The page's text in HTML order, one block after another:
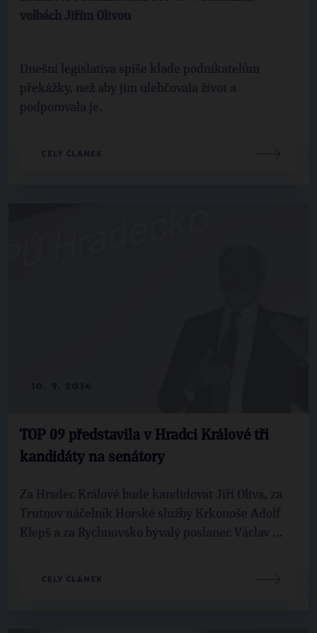
volbách Jiřím Olivou
Dnešní legislativa spíše klade podnikatelům
překážky, než aby jim ulehčovala život a
podporovala je.
CELÝ ČLÁNEK
TOP 09 představila v Hradci Králové tři
kandidáty na senátory
Za Hradec Králové bude kandidovat Jiří Oliva, za
Trutnov náčelník Horské služby Krkonoše Adolf
Klepš a za Rychnovsko bývalý poslanec Václav ...
CELÝ ČLÁNEK